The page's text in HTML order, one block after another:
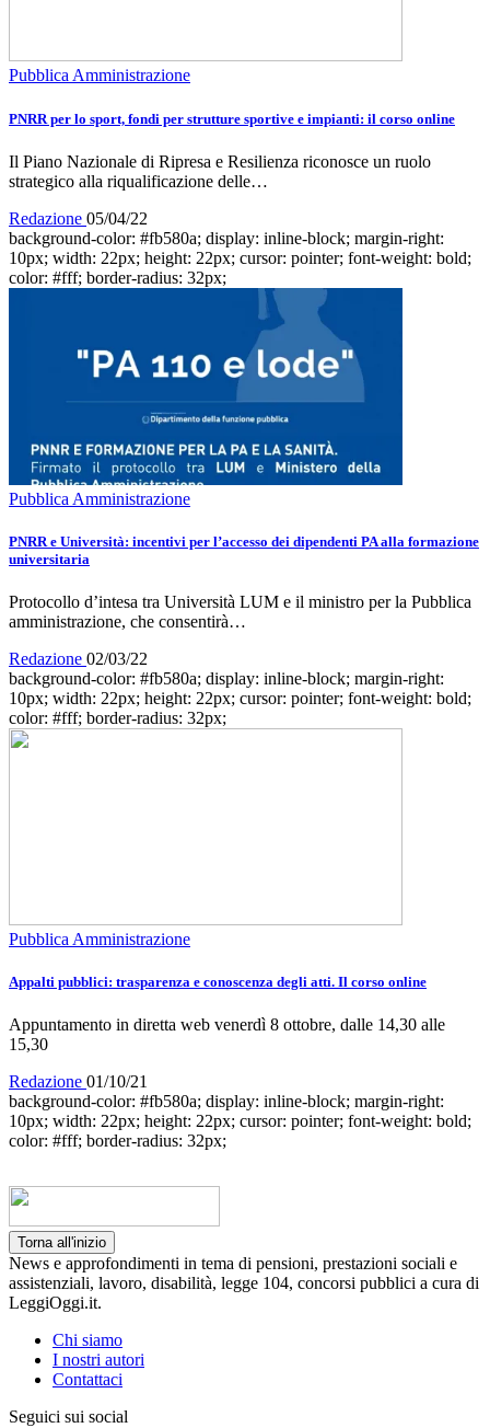
Pubblica Amministrazione
PNRR per lo sport, fondi per strutture sportive e impianti: il corso online
Il Piano Nazionale di Ripresa e Resilienza riconosce un ruolo
strategico alla riqualificazione delle…
Redazione 05/04/22
background-color: #fb580a; display: inline-block; margin-right:
10px; width: 22px; height: 22px; cursor: pointer; font-weight: bold;
color: #fff; border-radius: 32px;
Pubblica Amministrazione
PNRR e Università: incentivi per l’accesso dei dipendenti PA alla formazione
universitaria
Protocollo d’intesa tra Università LUM e il ministro per la Pubblica
amministrazione, che consentirà…
Redazione 02/03/22
background-color: #fb580a; display: inline-block; margin-right:
10px; width: 22px; height: 22px; cursor: pointer; font-weight: bold;
color: #fff; border-radius: 32px;
Pubblica Amministrazione
Appalti pubblici: trasparenza e conoscenza degli atti. Il corso online
Appuntamento in diretta web venerdì 8 ottobre, dalle 14,30 alle
15,30
Redazione 01/10/21
background-color: #fb580a; display: inline-block; margin-right:
10px; width: 22px; height: 22px; cursor: pointer; font-weight: bold;
color: #fff; border-radius: 32px;
Torna all'inizio
News e approfondimenti in tema di pensioni, prestazioni sociali e
assistenziali, lavoro, disabilità, legge 104, concorsi pubblici a cura di
LeggiOggi.it.
Chi siamo
I nostri autori
Contattaci
Seguici sui social